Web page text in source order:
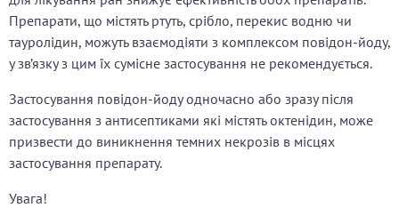
Препарати, що містять ртуть, срібло, перекис водню чи
тауролідин, можуть взаємодіяти з комплексом повідон-йоду,
у зв’язку з цим їх сумісне застосування не рекомендується.
Застосування повідон-йоду одночасно або зразу після
застосування з антисептиками які містять октенідин, може
призвести до виникнення темних некрозів в місцях
застосування препарату.
Увага!